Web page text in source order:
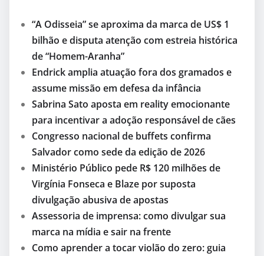
“A Odisseia” se aproxima da marca de US$ 1
bilhão e disputa atenção com estreia histórica
de “Homem-Aranha”
Endrick amplia atuação fora dos gramados e
assume missão em defesa da infância
Sabrina Sato aposta em reality emocionante
para incentivar a adoção responsável de cães
Congresso nacional de buffets confirma
Salvador como sede da edição de 2026
Ministério Público pede R$ 120 milhões de
Virgínia Fonseca e Blaze por suposta
divulgação abusiva de apostas
Assessoria de imprensa: como divulgar sua
marca na mídia e sair na frente
Como aprender a tocar violão do zero: guia